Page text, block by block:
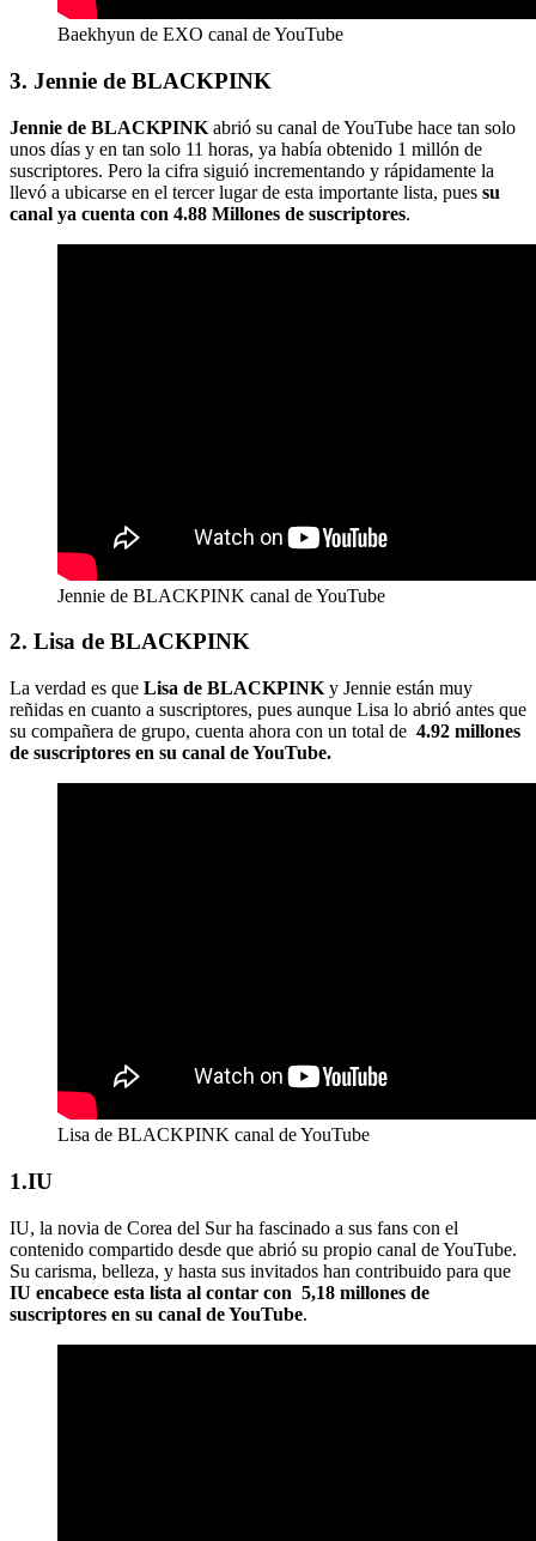
Baekhyun de EXO canal de YouTube
3. Jennie de BLACKPINK
Jennie de BLACKPINK abrió su canal de YouTube hace tan solo
unos días y en tan solo 11 horas, ya había obtenido 1 millón de
suscriptores. Pero la cifra siguió incrementando y rápidamente la
llevó a ubicarse en el tercer lugar de esta importante lista, pues su
canal ya cuenta con 4.88 Millones de suscriptores.
Jennie de BLACKPINK canal de YouTube
2. Lisa de BLACKPINK
La verdad es que Lisa de BLACKPINK y Jennie están muy
reñidas en cuanto a suscriptores, pues aunque Lisa lo abrió antes que
su compañera de grupo, cuenta ahora con un total de 4.92 millones
de suscriptores en su canal de YouTube.
Lisa de BLACKPINK canal de YouTube
1.IU
IU, la novia de Corea del Sur ha fascinado a sus fans con el
contenido compartido desde que abrió su propio canal de YouTube.
Su carisma, belleza, y hasta sus invitados han contribuido para que
IU encabece esta lista al contar con 5,18 millones de
suscriptores en su canal de YouTube.